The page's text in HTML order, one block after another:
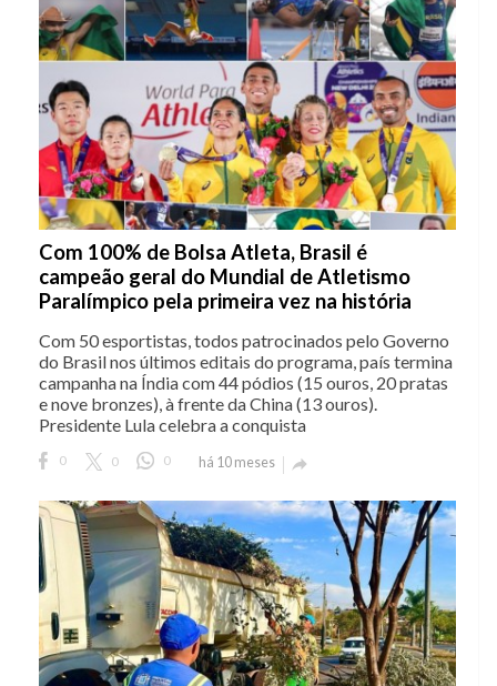
Com 100% de Bolsa Atleta, Brasil é
campeão geral do Mundial de Atletismo
Paralímpico pela primeira vez na história
Com 50 esportistas, todos patrocinados pelo Governo
do Brasil nos últimos editais do programa, país termina
campanha na Índia com 44 pódios (15 ouros, 20 pratas
e nove bronzes), à frente da China (13 ouros).
Presidente Lula celebra a conquista
0 0 0 há 10 meses 